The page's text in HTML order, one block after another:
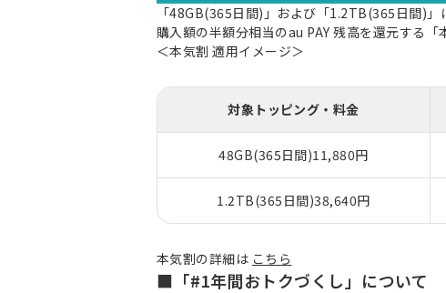
「48GB(365日間)」および「1.2TB(365日間)
購入額の半額分相当のau PAY 残高を還元する「
＜本気割 適用イメージ＞
対象トッピング・料金
48GB(365日間)11,880円
1.2TB(365日間)38,640円
本気割の詳細は こちら
■「#1年間おトクづくし」について